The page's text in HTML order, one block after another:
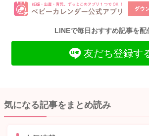
LINEで毎日おすすめ記事を配
友だち登録す
気になる記事をまとめ読み